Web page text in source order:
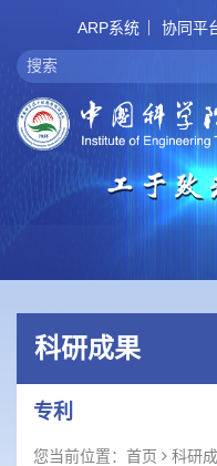
ARP系统 协同平
科研成果
专利
您当前位置： 首页 科研